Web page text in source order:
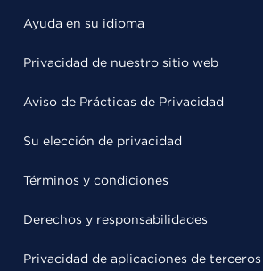
Ayuda en su idioma
Privacidad de nuestro sitio web
Aviso de Prácticas de Privacidad
Su elección de privacidad
Términos y condiciones
Derechos y responsabilidades
Privacidad de aplicaciones de terceros